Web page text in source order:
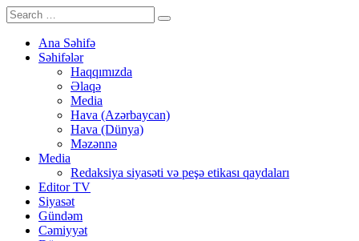
Ana Səhifə
Səhifələr
Haqqımızda
Əlaqə
Media
Hava (Azərbaycan)
Hava (Dünya)
Məzənnə
Media
Redaksiya siyasəti və peşə etikası qaydaları
Editor TV
Siyasət
Gündəm
Cəmiyyət